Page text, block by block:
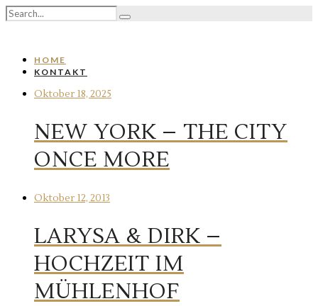
HOME
KONTAKT
Oktober 18, 2025
NEW YORK – THE CITY
ONCE MORE
Oktober 12, 2013
LARYSA & DIRK –
HOCHZEIT IM
MÜHLENHOF